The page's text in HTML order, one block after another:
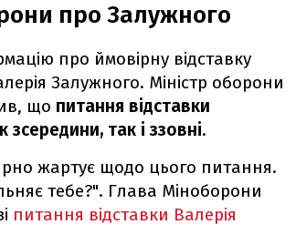
про Залужного
про ймовірну відставку
Залужного. Міністр оборони
що питання відставки
так і ззовні.
жартує щодо цього питання.
тебе?". Глава Міноборони
питання відставки Валерія